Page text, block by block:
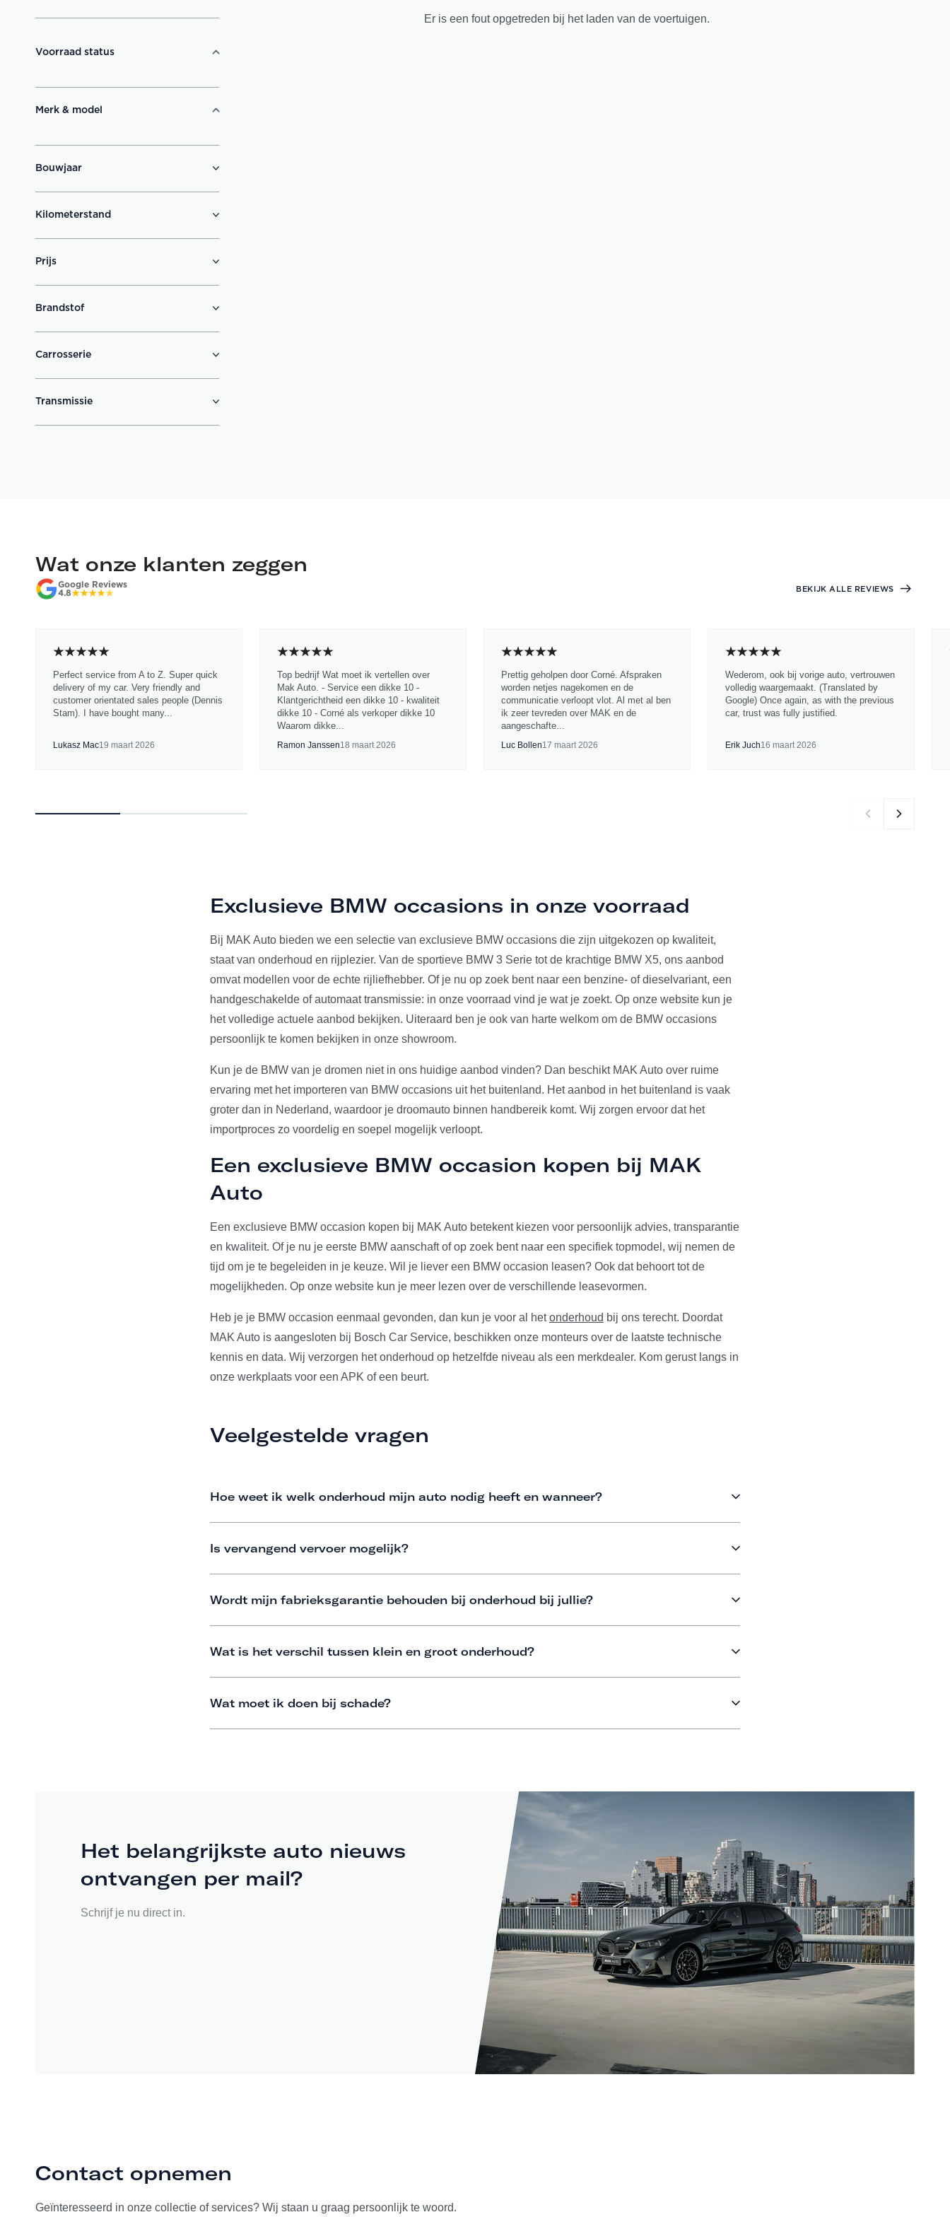
Voorraad status
Merk & model
Bouwjaar
Kilometerstand
Prijs
Brandstof
Carrosserie
Transmissie
Er is een fout opgetreden bij het laden van de voertuigen.
Wat onze klanten zeggen
Google Reviews
4.8
BEKIJK ALLE REVIEWS
Perfect service from A to Z. Super quick
delivery of my car. Very friendly and
customer orientated sales people (Dennis
Stam). I have bought many...
Lukasz Mac19 maart 2026
Top bedrijf Wat moet ik vertellen over
Mak Auto. - Service een dikke 10 -
Klantgerichtheid een dikke 10 - kwaliteit
dikke 10 - Corné als verkoper dikke 10
Waarom dikke...
Ramon Janssen18 maart 2026
Prettig geholpen door Corné. Afspraken
worden netjes nagekomen en de
communicatie verloopt vlot. Al met al ben
ik zeer tevreden over MAK en de
aangeschafte...
Luc Bollen17 maart 2026
Wederom, ook bij vorige auto, vertrouwen
volledig waargemaakt. (Translated by
Google) Once again, as with the previous
car, trust was fully justified.
Erik Juch16 maart 2026
Exclusieve BMW occasions in onze voorraad
Bij MAK Auto bieden we een selectie van exclusieve BMW occasions die zijn uitgekozen op kwaliteit,
staat van onderhoud en rijplezier. Van de sportieve BMW 3 Serie tot de krachtige BMW X5, ons aanbod
omvat modellen voor de echte rijliefhebber. Of je nu op zoek bent naar een benzine- of dieselvariant, een
handgeschakelde of automaat transmissie: in onze voorraad vind je wat je zoekt. Op onze website kun je
het volledige actuele aanbod bekijken. Uiteraard ben je ook van harte welkom om de BMW occasions
persoonlijk te komen bekijken in onze showroom.
Kun je de BMW van je dromen niet in ons huidige aanbod vinden? Dan beschikt MAK Auto over ruime
ervaring met het importeren van BMW occasions uit het buitenland. Het aanbod in het buitenland is vaak
groter dan in Nederland, waardoor je droomauto binnen handbereik komt. Wij zorgen ervoor dat het
importproces zo voordelig en soepel mogelijk verloopt.
Een exclusieve BMW occasion kopen bij MAK
Auto
Een exclusieve BMW occasion kopen bij MAK Auto betekent kiezen voor persoonlijk advies, transparantie
en kwaliteit. Of je nu je eerste BMW aanschaft of op zoek bent naar een specifiek topmodel, wij nemen de
tijd om je te begeleiden in je keuze. Wil je liever een BMW occasion leasen? Ook dat behoort tot de
mogelijkheden. Op onze website kun je meer lezen over de verschillende leasevormen.
Heb je je BMW occasion eenmaal gevonden, dan kun je voor al hetonderhoud bij ons terecht. Doordat
MAK Auto is aangesloten bij Bosch Car Service, beschikken onze monteurs over de laatste technische
kennis en data. Wij verzorgen het onderhoud op hetzelfde niveau als een merkdealer. Kom gerust langs in
onze werkplaats voor een APK of een beurt.
Veelgestelde vragen
Hoe weet ik welk onderhoud mijn auto nodig heeft en wanneer?
Is vervangend vervoer mogelijk?
Wordt mijn fabrieksgarantie behouden bij onderhoud bij jullie?
Wat is het verschil tussen klein en groot onderhoud?
Wat moet ik doen bij schade?
Het belangrijkste auto nieuws
ontvangen per mail?
Schrijf je nu direct in.
Contact opnemen
Geïnteresseerd in onze collectie of services? Wij staan u graag persoonlijk te woord.